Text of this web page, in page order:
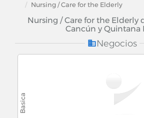
Nursing / Care for the Elderly
Nursing / Care for the Elderly
Cancún y Quintana
Negocios